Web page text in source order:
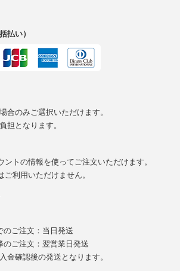
払い）
合のみご選択いただけます。
担となります。
ントの情報を使ってご注文いただけます。
利用いただけません。
のご注文：当日発送
のご注文：翌営業日発送
金確認後の発送となります。